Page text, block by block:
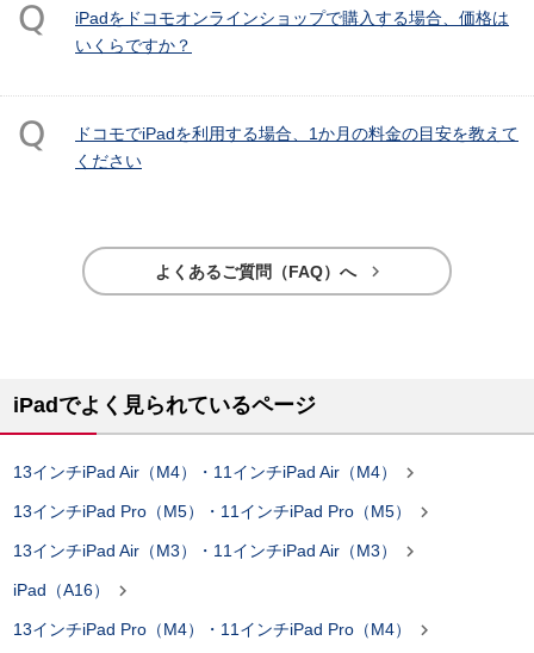
iPadをドコモオンラインショップで購入する場合、価格は
いくらですか？
ドコモでiPadを利用する場合、1か月の料金の目安を教えて
ください
よくあるご質問（FAQ）へ 
iPadでよく見られているページ
13インチiPad Air（M4）・11インチiPad Air（M4） 
13インチiPad Pro（M5）・11インチiPad Pro（M5） 
13インチiPad Air（M3）・11インチiPad Air（M3） 
iPad（A16） 
13インチiPad Pro（M4）・11インチiPad Pro（M4） 